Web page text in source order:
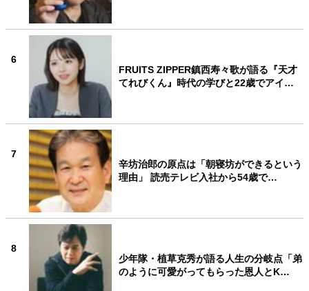
6
FRUITS ZIPPER鎮西寿々歌が語る『天才
てれびくん』時代の学びと22歳でアイ…
7
辛坊治郎の原点は「朝寝坊ができるという
理由」 読売テレビ入社から54歳で…
8
少年隊・植草克秀が語る人生の分岐点「弟
のように可愛がってもらった恩人とK…